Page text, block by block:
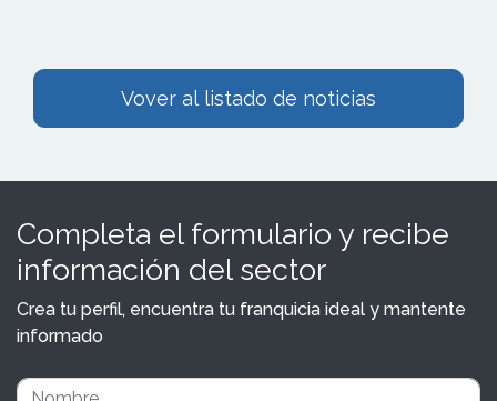
Vover al listado de noticias
Completa el formulario y recibe
información del sector
Crea tu perfil, encuentra tu franquicia ideal y mantente
informado